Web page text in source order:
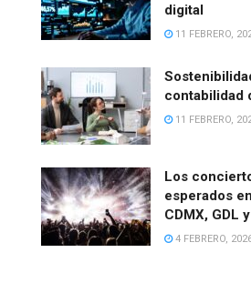
digital
11 FEBRERO,
contabilidad
11 FEBRERO,
Los
esperados
CDMX, GDL
4 FEBRERO,